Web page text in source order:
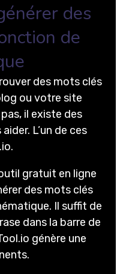
des
de
des mots clés
ou votre site
il existe des
L’un de ces
gratuit en ligne
des mots clés
Il suffit de
dans la barre de
génère une